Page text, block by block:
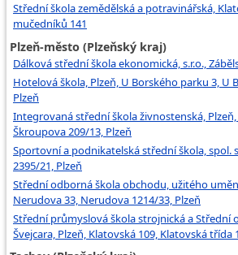
Střední škola zemědělská a potravinářská,
mučedníků 141
Plzeň-město (Plzeňský kraj)
Dálková střední škola ekonomická, s.r.o.,
Hotelová škola, Plzeň, U Borského parku 3, U
Plzeň
Integrovaná střední škola živnostenská, Plzeň,
Škroupova 209/13, Plzeň
Sportovní a podnikatelská střední škola, spol.
2395/21, Plzeň
Střední odborná škola obchodu, užitého
Nerudova 33, Nerudova 1214/33, Plzeň
Střední průmyslová škola strojnická a Střední
Švejcara, Plzeň, Klatovská 109, Klatovská třída